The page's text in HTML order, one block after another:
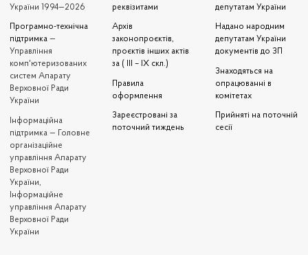
України 1994—2026
Програмно-технічна
підтримка —
Управління
комп'ютеризованих
систем Апарату
Верховної Ради
України
Iнформаційна
підтримка — Головне
організаційне
управління Апарату
Верховної Ради
України,
Інформаційне
управління Апарату
Верховної Ради
України
реквізитами
Архів
законопроєктів,
проєктів інших актів
за ( III – IX скл.)
Правила
оформлення
Зареєстровані за
поточний тиждень
депутатам України
Надано народним
депутатам України
документів до ЗП
Знаходяться на
опрацюванні в
комітетах
Прийняті на поточній
сесії